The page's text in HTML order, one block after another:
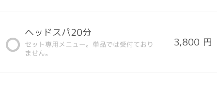
ヘッドスパ20分
セット専用メニュー。単品では受付ており
ません。
3,800 円